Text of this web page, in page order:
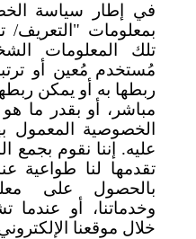
في إطار سياسة
بمعلومات "التعريف/
تلك المعلومات
مُستخدم مُعين أو
ربطها به أو يمكن
مباشر، أو بقدر ما
الخصوصية المعمول
عليه. إننا نقوم بجمع
تقدمها لنا طواعية
بالحصول على
وخدماتنا، أو
خلال موقعنا